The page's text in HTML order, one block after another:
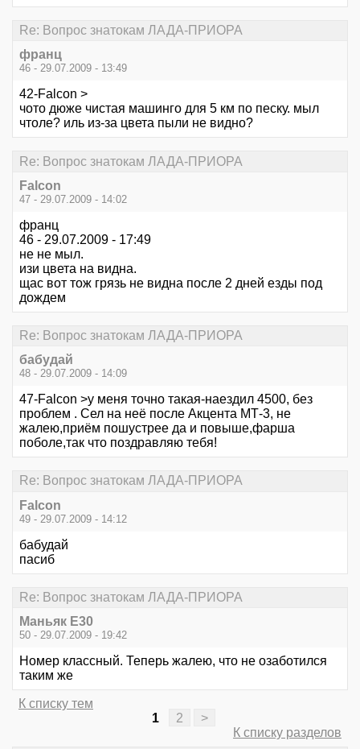
Re: Вопрос знатокам ЛАДА-ПРИОРА
франц
46 - 29.07.2009 - 13:49
42-Falcon >
чото дюже чистая машинго для 5 км по песку. мыл
чтоле? иль из-за цвета пыли не видно?
Re: Вопрос знатокам ЛАДА-ПРИОРА
Falcon
47 - 29.07.2009 - 14:02
франц
46 - 29.07.2009 - 17:49
не не мыл.
изи цвета на видна.
щас вот тож грязь не видна после 2 дней езды под
дождем
Re: Вопрос знатокам ЛАДА-ПРИОРА
бабудай
48 - 29.07.2009 - 14:09
47-Falcon >у меня точно такая-наездил 4500, без
проблем . Сел на неё после Акцента МТ-3, не
жалею,приём пошустрее да и повыше,фарша
поболе,так что поздравляю тебя!
Re: Вопрос знатокам ЛАДА-ПРИОРА
Falcon
49 - 29.07.2009 - 14:12
бабудай
пасиб
Re: Вопрос знатокам ЛАДА-ПРИОРА
Маньяк E30
50 - 29.07.2009 - 19:42
Номер классный. Теперь жалею, что не озаботился
таким же
К списку тем
1
2
>
К списку разделов